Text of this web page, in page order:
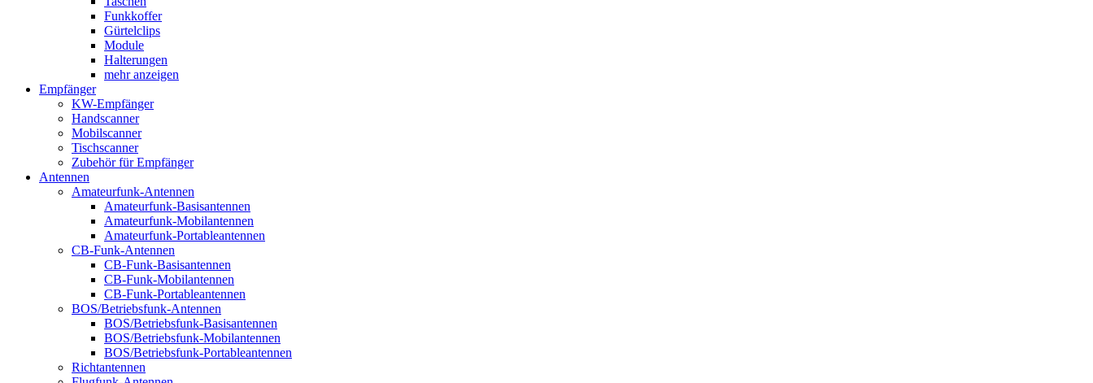
Funkkoffer
Gürtelclips
Module
Halterungen
mehr anzeigen
Empfänger
KW-Empfänger
Handscanner
Mobilscanner
Tischscanner
Zubehör für Empfänger
Antennen
Amateurfunk-Antennen
Amateurfunk-Basisantennen
Amateurfunk-Mobilantennen
Amateurfunk-Portableantennen
CB-Funk-Antennen
CB-Funk-Basisantennen
CB-Funk-Mobilantennen
CB-Funk-Portableantennen
BOS/Betriebsfunk-Antennen
BOS/Betriebsfunk-Basisantennen
BOS/Betriebsfunk-Mobilantennen
BOS/Betriebsfunk-Portableantennen
Richtantennen